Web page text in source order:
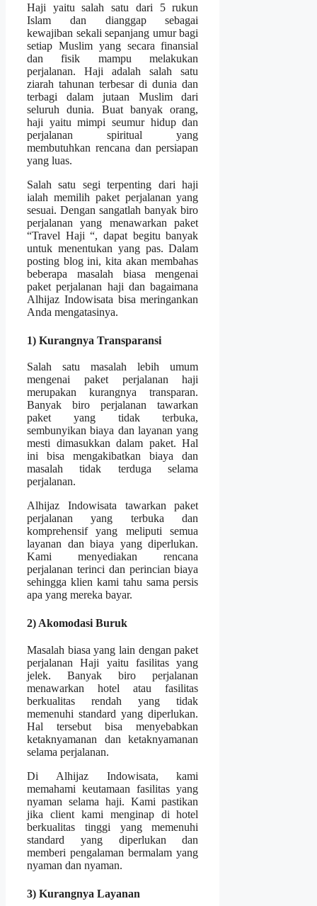
Haji yaitu salah satu dari 5 rukun
Islam dan dianggap sebagai
kewajiban sekali sepanjang umur bagi
setiap Muslim yang secara finansial
dan fisik mampu melakukan
perjalanan. Haji adalah salah satu
ziarah tahunan terbesar di dunia dan
terbagi dalam jutaan Muslim dari
seluruh dunia. Buat banyak orang,
haji yaitu mimpi seumur hidup dan
perjalanan spiritual yang
membutuhkan rencana dan persiapan
yang luas.
Salah satu segi terpenting dari haji
ialah memilih paket perjalanan yang
sesuai. Dengan sangatlah banyak biro
perjalanan yang menawarkan paket
“Travel Haji “, dapat begitu banyak
untuk menentukan yang pas. Dalam
posting blog ini, kita akan membahas
beberapa masalah biasa mengenai
paket perjalanan haji dan bagaimana
Alhijaz Indowisata bisa meringankan
Anda mengatasinya.
1) Kurangnya Transparansi
Salah satu masalah lebih umum
mengenai paket perjalanan haji
merupakan kurangnya transparan.
Banyak biro perjalanan tawarkan
paket yang tidak terbuka,
sembunyikan biaya dan layanan yang
mesti dimasukkan dalam paket. Hal
ini bisa mengakibatkan biaya dan
masalah tidak terduga selama
perjalanan.
Alhijaz Indowisata tawarkan paket
perjalanan yang terbuka dan
komprehensif yang meliputi semua
layanan dan biaya yang diperlukan.
Kami menyediakan rencana
perjalanan terinci dan perincian biaya
sehingga klien kami tahu sama persis
apa yang mereka bayar.
2) Akomodasi Buruk
Masalah biasa yang lain dengan paket
perjalanan Haji yaitu fasilitas yang
jelek. Banyak biro perjalanan
menawarkan hotel atau fasilitas
berkualitas rendah yang tidak
memenuhi standard yang diperlukan.
Hal tersebut bisa menyebabkan
ketaknyamanan dan ketaknyamanan
selama perjalanan.
Di Alhijaz Indowisata, kami
memahami keutamaan fasilitas yang
nyaman selama haji. Kami pastikan
jika client kami menginap di hotel
berkualitas tinggi yang memenuhi
standard yang diperlukan dan
memberi pengalaman bermalam yang
nyaman dan nyaman.
3) Kurangnya Layanan